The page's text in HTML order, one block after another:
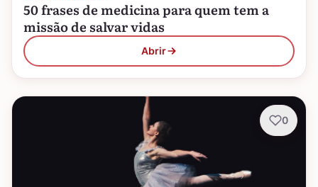
50 frases de medicina para quem tem a
missão de salvar vidas
Abrir
0